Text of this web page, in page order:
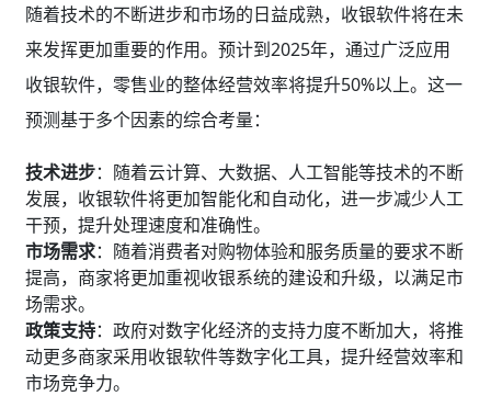
随着技术的不断进步和市场的日益成熟，收银软件将在未
来发挥更加重要的作用。预计到2025年，通过广泛应用
收银软件，零售业的整体经营效率将提升50%以上。这一
预测基于多个因素的综合考量：
技术进步：随着云计算、大数据、人工智能等技术的不断
发展，收银软件将更加智能化和自动化，进一步减少人工
干预，提升处理速度和准确性。
市场需求：随着消费者对购物体验和服务质量的要求不断
提高，商家将更加重视收银系统的建设和升级，以满足市
场需求。
政策支持：政府对数字化经济的支持力度不断加大，将推
动更多商家采用收银软件等数字化工具，提升经营效率和
市场竞争力。